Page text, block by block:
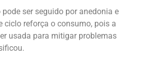
ser seguido por anedonia e
ciclo reforça o consumo, pois a
usada para mitigar problemas